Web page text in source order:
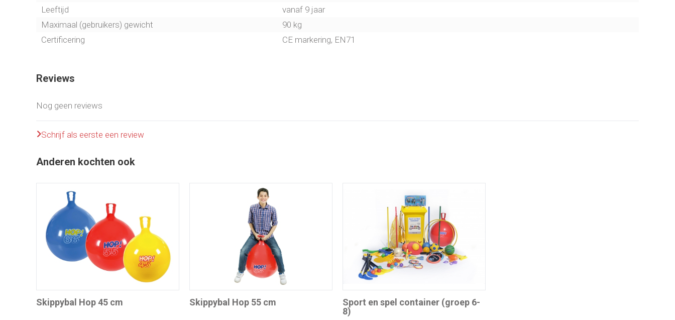
Leeftijd
vanaf 9 jaar
Maximaal (gebruikers) gewicht
90 kg
Certificering
CE markering, EN71
Reviews
Nog geen reviews
Schrijf als eerste een review
Anderen kochten ook
Skippybal Hop 45 cm Skippybal Hop 55 cm
Sport en spel container (groep 6-
8)